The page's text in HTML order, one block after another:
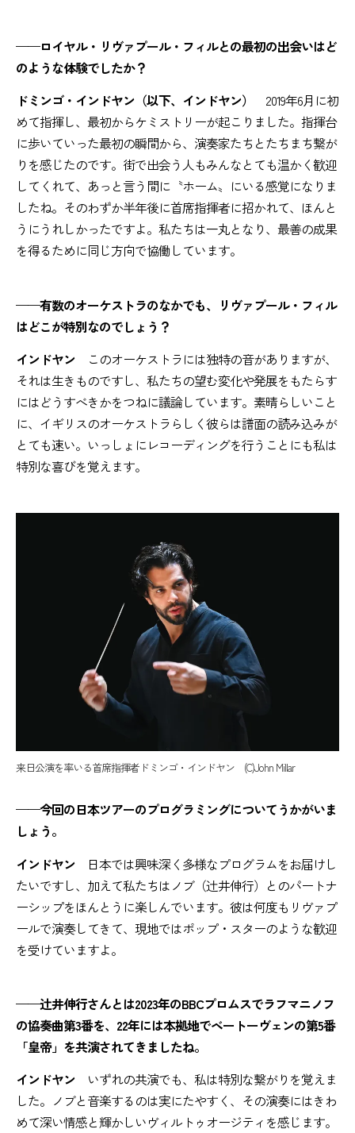
——ロイヤル・リヴァプール・フィルとの最初の出会いはど
のような体験でしたか？
ドミンゴ・インドヤン（以下、インドヤン）
2019年6月に初
めて指揮し、最初からケミストリーが起こりました。指揮台
に歩いていった最初の瞬間から、演奏家たちとたちまち繋が
りを感じたのです。街で出会う人もみんなとても温かく歓迎
してくれて、あっと言う間に〝ホーム〟にいる感覚になりま
したね。そのわずか半年後に首席指揮者に招かれて、ほんと
うにうれしかったですよ。私たちは一丸となり、最善の成果
を得るために同じ方向で協働しています。
——有数のオーケストラのなかでも、リヴァプール・フィル
はどこが特別なのでしょう？
インドヤン このオーケストラには独特の音がありますが、
それは生きものですし、私たちの望む変化や発展をもたらす
にはどうすべきかをつねに議論しています。素晴らしいこと
に、イギリスのオーケストラらしく彼らは譜面の読み込みが
とても速い。いっしょにレコーディングを行うことにも私は
特別な喜びを覚えます。
来日公演を率いる首席指揮者ドミンゴ・インドヤン (C)John Millar
——今回の日本ツアーのプログラミングについてうかがいま
しょう。
インドヤン 日本では興味深く多様なプログラムをお届けし
たいですし、加えて私たちはノブ（辻井伸行）とのパートナ
ーシップをほんとうに楽しんでいます。彼は何度もリヴァプ
ールで演奏してきて、現地ではポップ・スターのような歓迎
を受けていますよ。
——辻井伸行さんとは2023年のBBCプロムスでラフマニノフ
の協奏曲第3番を、22年には本拠地でベートーヴェンの第5番
「皇帝」を共演されてきましたね。
インドヤン いずれの共演でも、私は特別な繋がりを覚えま
した。ノブと音楽するのは実にたやすく、その演奏にはきわ
めて深い情感と輝かしいヴィルトゥオージティを感じます。